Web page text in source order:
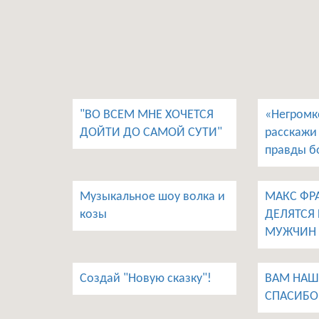
"ВО ВСЕМ МНЕ ХОЧЕТСЯ
ДОЙТИ ДО САМОЙ СУТИ"
правды
Музыкальное шоу волка и
козы
МАКС
ДЕЛЯТСЯ
МУЖЧИН
Создай "Новую сказку"!
ВАМ
СПАСИБО